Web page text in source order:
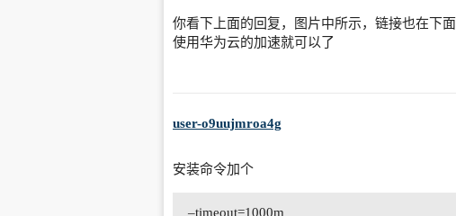
你看下上面的回复，图片中所示，链接也在下面
使用华为云的加速就可以了
user-o9uujmroa4g
安装命令加个
–timeout=1000m